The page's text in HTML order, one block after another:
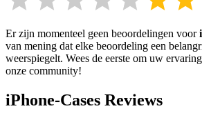
Er zijn momenteel geen beoordelingen voor
van mening dat elke beoordeling een
weerspiegelt. Wees de eerste om uw
onze community!
iPhone-Cases Reviews